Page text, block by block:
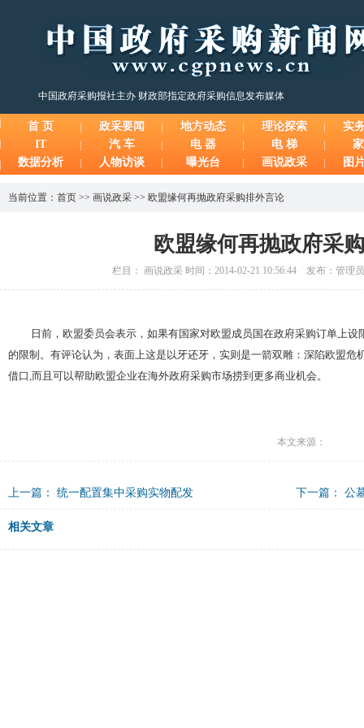
中国政府采购报社主办 财政部指定政府采购信息发布媒体
首 页 政采要闻 地方动态 理论探索
实
IT
汽 车 电 器 电 梯
数据分析
人物访谈 曝光台 画说政采 图
当前位置： 首页 >> 画说政采 >> 欧盟缘何再抛政府采购排外言论
欧盟缘何再抛政府采
栏目： 画说政采 时间：2014-02-21 10:56:44 发布：管理
日前，欧盟委员会表示，如果有国家对欧盟成员国在政府采购订单上
的限制。有评论认为，表面上这是以牙还牙，实则是一箭双雕：深陷欧盟
借口,而且可以帮助欧盟企业在海外政府采购市场捞到更多商业机会。
本文来源：
下一篇： 公
上一篇： 统一配置集中采购实物配发
相关文章